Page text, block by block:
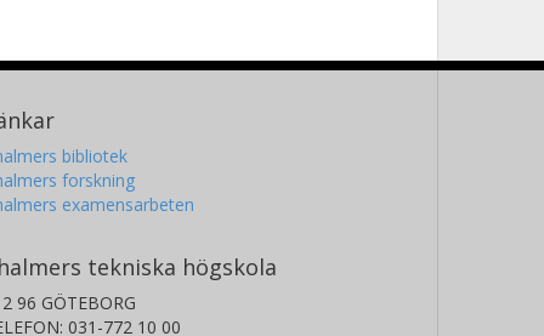
bibliotek
forskning
examensarbeten
tekniska högskola
96 GÖTEBORG
031-772 10 00